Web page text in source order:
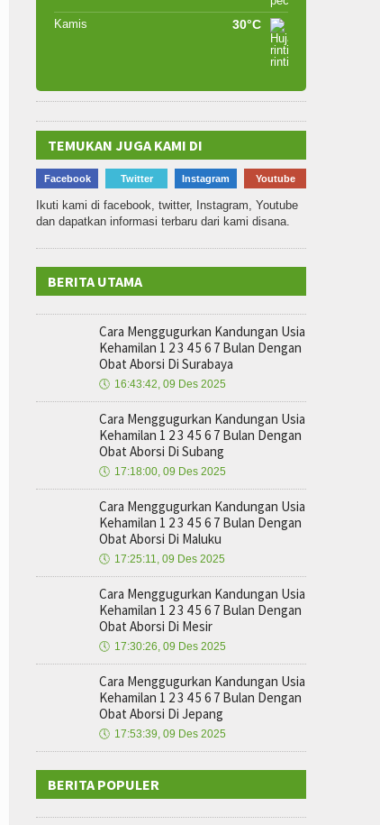
Kamis 30°C
TEMUKAN JUGA KAMI DI
Facebook Twitter Instagram Youtube
Ikuti kami di facebook, twitter, Instagram, Youtube
dan dapatkan informasi terbaru dari kami disana.
BERITA UTAMA
Cara Menggugurkan Kandungan Usia
Kehamilan 1 2 3 4 5 6 7 Bulan Dengan
Obat Aborsi Di Surabaya
🕔 16:43:42, 09 Des 2025
Cara Menggugurkan Kandungan Usia
Kehamilan 1 2 3 4 5 6 7 Bulan Dengan
Obat Aborsi Di Subang
🕔 17:18:00, 09 Des 2025
Cara Menggugurkan Kandungan Usia
Kehamilan 1 2 3 4 5 6 7 Bulan Dengan
Obat Aborsi Di Maluku
🕔 17:25:11, 09 Des 2025
Cara Menggugurkan Kandungan Usia
Kehamilan 1 2 3 4 5 6 7 Bulan Dengan
Obat Aborsi Di Mesir
🕔 17:30:26, 09 Des 2025
Cara Menggugurkan Kandungan Usia
Kehamilan 1 2 3 4 5 6 7 Bulan Dengan
Obat Aborsi Di Jepang
🕔 17:53:39, 09 Des 2025
BERITA POPULER